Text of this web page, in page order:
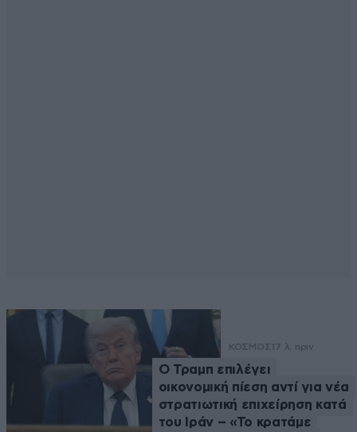
ΚΟΣΜΟΣ 17 λ. πριν
Ο Τραμπ επιλέγει
οικονομική πίεση αντί για νέα
στρατιωτική επιχείρηση κατά
του Ιράν – «Το κρατάμε